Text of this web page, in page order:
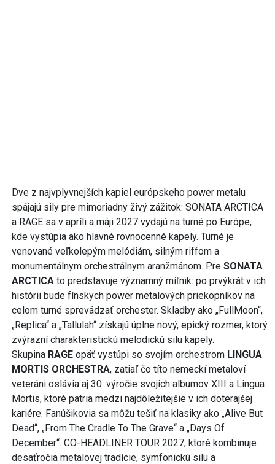
Dve z najvplyvnejších kapiel európskeho power metalu
spájajú sily pre mimoriadny živý zážitok: SONATA ARCTICA
a RAGE sa v apríli a máji 2027 vydajú na turné po Európe,
kde vystúpia ako hlavné rovnocenné kapely. Turné je
venované veľkolepým melódiám, silným riffom a
monumentálnym orchestrálnym aranžmánom. Pre SONATA
ARCTICA to predstavuje významný míľnik: po prvýkrát v ich
histórii bude fínskych power metalových priekopníkov na
celom turné sprevádzať orchester. Skladby ako „FullMoon“,
„Replica“ a „Tallulah“ získajú úplne nový, epický rozmer, ktorý
zvýrazní charakteristickú melodickú silu kapely.
Skupina RAGE opäť vystúpi so svojím orchestrom LINGUA
MORTIS ORCHESTRA, zatiaľ čo títo nemeckí metaloví
veteráni oslávia aj 30. výročie svojich albumov XIII a Lingua
Mortis, ktoré patria medzi najdôležitejšie v ich doterajšej
kariére. Fanúšikovia sa môžu tešiť na klasiky ako „Alive But
Dead“, „From The Cradle To The Grave“ a „Days Of
December“. CO-HEADLINER TOUR 2027, ktoré kombinuje
desaťročia metalovej tradície, symfonickú silu a